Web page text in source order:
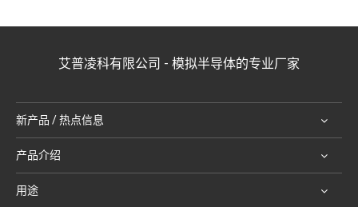
艾普凌科有限公司 - 模拟半导体的专业厂家
新产品 / 热点信息
产品介绍
用途